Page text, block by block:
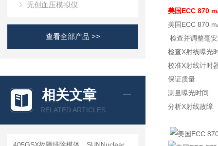
无创血压模拟仪
查看全部产品 >>
相关文章
RELATED ARTICLES
美国ECC 870
美国ECC 870
检查并调整毫
检查X射线曝光
校准X射线计时
保证质量
测量曝光时间
分析X射线故障